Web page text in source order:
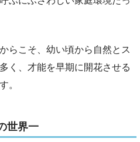
らこそ、幼い頃から自然とス
く、才能を早期に開花させる
。
世界一